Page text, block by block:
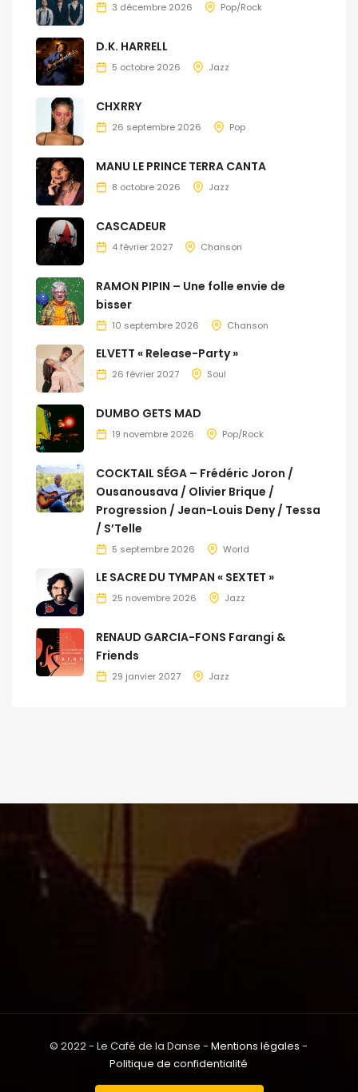
3 décembre 2026 Pop/Rock
D.K. HARRELL
5 octobre 2026 Jazz
CHXRRY
26 septembre 2026 Pop
MANU LE PRINCE TERRA CANTA
8 octobre 2026 Jazz
CASCADEUR
4 février 2027 Chanson
RAMON PIPIN – Une folle envie de
bisser
10 septembre 2026 Chanson
ELVETT « Release-Party »
26 février 2027 Soul
DUMBO GETS MAD
19 novembre 2026 Pop/Rock
COCKTAIL SÉGA – Frédéric Joron /
Ousanousava / Olivier Brique /
Progression / Jean-Louis Deny / Tessa
/ S’Telle
5 septembre 2026 World
LE SACRE DU TYMPAN « SEXTET »
25 novembre 2026 Jazz
RENAUD GARCIA-FONS Farangi &
Friends
29 janvier 2027 Jazz
© 2022 - Le Café de la Danse -Mentions légales -
Politique de confidentialité